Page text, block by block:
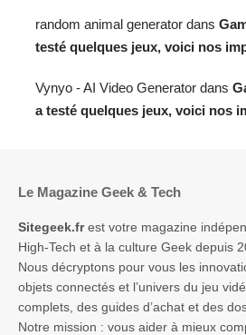
random animal generator dans
testé quelques jeux, voici nos
Vynyo - AI Video Generator dans
a testé quelques jeux, voici nos
Le Magazine Geek & Tech
Sitegeek.frest votre magazine
High-Tech et à la culture Geek depuis
Nous décryptons pour vous les
objets connectés et l’univers du jeu
complets, des guides d’achat et des
Notre mission : vous aider à mieux